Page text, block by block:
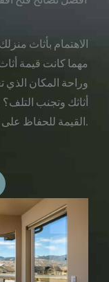
الاهتمام بأثاث
مهما كانت قيمة
وراحة المكان
أثاثك وتجنب
القيمة للحفاظ على أثاث منزلك بحالة جيدة وتجنب التلف.